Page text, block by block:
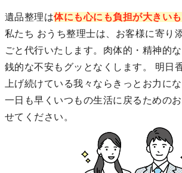
遺品整理は体にも心にも負担が大きいも
私たち おうち整理士は、お客様に寄り
ごと代行いたします。肉体的・精神的
銭的な不安もグッとなくします。 明日
上げ続けている我々ならきっとお力に
一日も早くいつもの生活に戻るための
せてください。